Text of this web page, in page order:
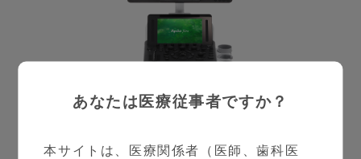
あなたは医療従事者ですか？
本サイトは、医療関係者（医師、歯科医